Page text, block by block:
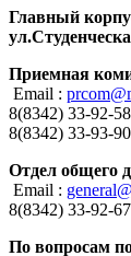
Главный
Приемная
Email :
8(8342) 33-92-58
8(8342) 33-93-90
Отдел общего
Email :
8(8342) 33-92-67
По вопросам